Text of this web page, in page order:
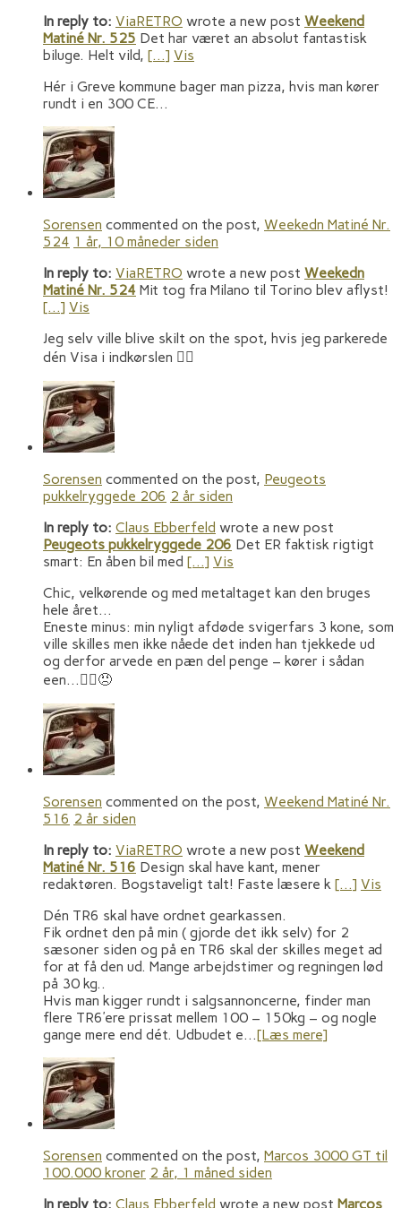
In reply to: ViaRETRO wrote a new post Weekend
Matiné Nr. 525 Det har været an absolut fantastisk
biluge. Helt vild, […] Vis
Hér i Greve kommune bager man pizza, hvis man kører
rundt i en 300 CE…
Sorensen commented on the post, Weekedn Matiné Nr.
524 1 år, 10 måneder siden
In reply to: ViaRETRO wrote a new post Weekedn
Matiné Nr. 524 Mit tog fra Milano til Torino blev aflyst!
[…] Vis
Jeg selv ville blive skilt on the spot, hvis jeg parkerede
dén Visa i indkørslen 🤷‍♂️
Sorensen commented on the post, Peugeots
pukkelryggede 206 2 år siden
In reply to: Claus Ebberfeld wrote a new post
Peugeots pukkelryggede 206 Det ER faktisk rigtigt
smart: En åben bil med […] Vis
Chic, velkørende og med metaltaget kan den bruges
hele året…
Eneste minus: min nyligt afdøde svigerfars 3 kone, som
ville skilles men ikke nåede det inden han tjekkede ud
og derfor arvede en pæn del penge – kører i sådan
een…🤷‍♂️😠
Sorensen commented on the post, Weekend Matiné Nr.
516 2 år siden
In reply to: ViaRETRO wrote a new post Weekend
Matiné Nr. 516 Design skal have kant, mener
redaktøren. Bogstaveligt talt! Faste læsere k […] Vis
Dén TR6 skal have ordnet gearkassen.
Fik ordnet den på min ( gjorde det ikk selv) for 2
sæsoner siden og på en TR6 skal der skilles meget ad
for at få den ud. Mange arbejdstimer og regningen lød
på 30 kg..
Hvis man kigger rundt i salgsannoncerne, finder man
flere TR6’ere prissat mellem 100 – 150kg – og nogle
gange mere end dét. Udbudet e…[Læs mere]
Sorensen commented on the post, Marcos 3000 GT til
100.000 kroner 2 år, 1 måned siden
In reply to: Claus Ebberfeld wrote a new post Marcos